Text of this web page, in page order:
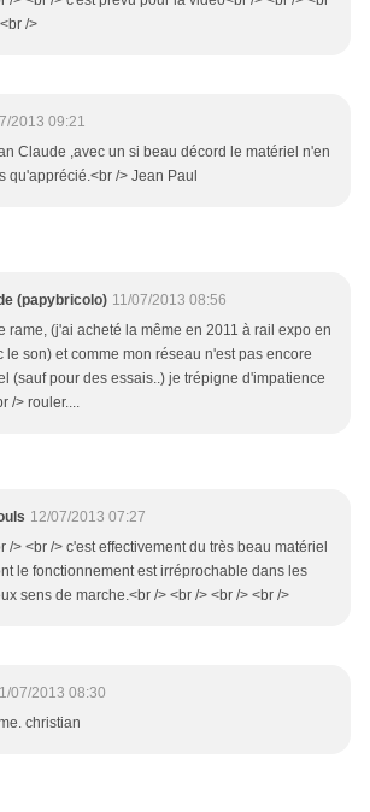
/>
2013 09:21
Claude ,avec un si beau décord le matériel n'en
qu'apprécié.<br /> Jean Paul
(papybricolo) 11/07/2013 08:56
rame, (j'ai acheté la même en 2011 à rail expo en
le son) et comme mon réseau n'est pas encore
(sauf pour des essais..) je trépigne d'impatience
/> rouler....
12/07/2013 07:27
/> <br /> c'est effectivement du très beau matériel
le fonctionnement est irréprochable dans les
sens de marche.<br /> <br /> <br /> <br />
07/2013 08:30
christian